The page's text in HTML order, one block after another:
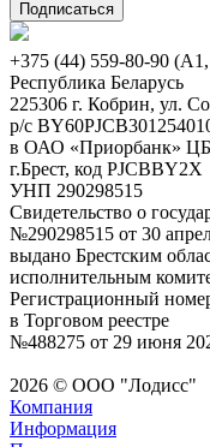
+375 (44) 559-80-90
Республика Беларусь
225306 г. Кобрин, ул.
р/с
в ОАО «Приорбанк»
г.Брест, код PJCBBY2X
УНП 290298515
Свидетельство о
№290298515 от 30
выдано Брестским
исполнительным
Регистрационный
в Торговом реестре
№488275 от 29 июня
2026 © ООО "Лодисс"
Компания
Информация